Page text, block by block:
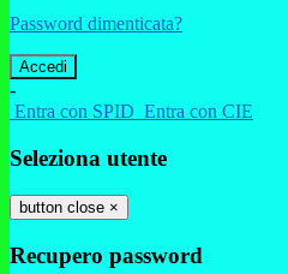
Password dimenticata?
-
Entra con SPID Entra con CIE
Seleziona utente
button close ×
Recupero password